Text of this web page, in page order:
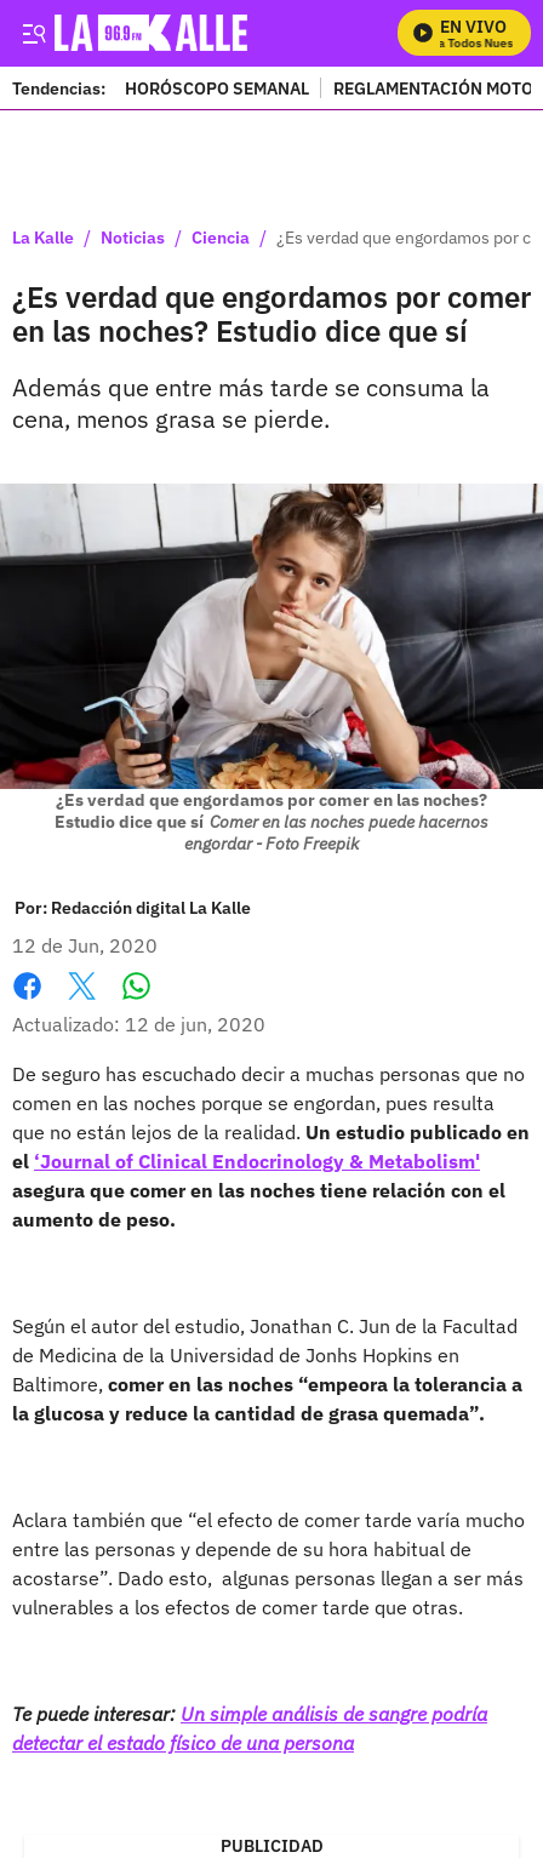
EN VIVO
Mira Todos Nuestros
Tendencias: HORÓSCOPO SEMANAL REGLAMENTACIÓN
La Kalle / Noticias / Ciencia / ¿Es verdad que engordamos por
¿Es verdad que engordamos por comer
en las noches? Estudio dice que sí
Además que entre más tarde se consuma la
cena, menos grasa se pierde.
¿Es verdad que engordamos por comer en las noches?
Estudio dice que sí Comer en las noches puede hacernos
engordar - Foto Freepik
Por: Redacción digital La Kalle
12 de Jun, 2020
Facebook
X
Actualizado: 12 de jun, 2020
De seguro has escuchado decir a muchas personas que no
comen en las noches porque se engordan, pues resulta
que no están lejos de la realidad. Un estudio publicado en
el ‘Journal of Clinical Endocrinology & Metabolism'
asegura que comer en las noches tiene relación con el
aumento de peso.
Según el autor del estudio, Jonathan C. Jun de la Facultad
de Medicina de la Universidad de Jonhs Hopkins en
Baltimore, comer en las noches “empeora la tolerancia a
la glucosa y reduce la cantidad de grasa quemada”.
Aclara también que “el efecto de comer tarde varía mucho
entre las personas y depende de su hora habitual de
acostarse”. Dado esto, algunas personas llegan a ser más
vulnerables a los efectos de comer tarde que otras.
Te puede interesar: Un simple análisis de sangre podría
detectar el estado físico de una persona
PUBLICIDAD